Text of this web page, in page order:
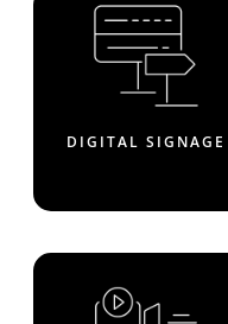
DIGITAL SIGNAGE